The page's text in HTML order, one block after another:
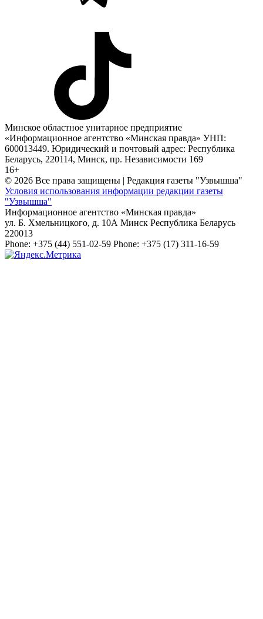
Минское областное унитарное предприятие
«Информационное агентство «Минская правда» УНП:
600013449. Юридический и почтовый адрес: Республика
Беларусь, 220114, Минск, пр. Независимости 169
16+
© 2026 Все права защищены | Редакция газеты "Узвышша"
Условия использования информации редакции газеты
"Узвышша"
Информационное агентство «Минская правда»
ул. Б. Хмельницкого, д. 10А Минск Республика Беларусь
220013
Phone: +375 (44) 551-02-59 Phone: +375 (17) 311-16-59